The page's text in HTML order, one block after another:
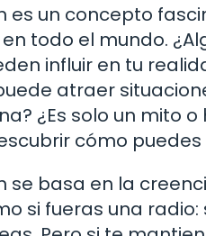
es un concepto
todo el mundo.
influir en tu
atraer
¿Es solo un mito
cómo
se basa en la
si fueras una